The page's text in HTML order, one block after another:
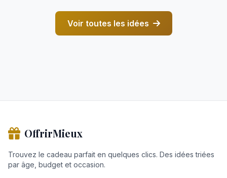
Voir toutes les idées
OffrirMieux
Trouvez le cadeau parfait en quelques clics. Des idées triées
par âge, budget et occasion.